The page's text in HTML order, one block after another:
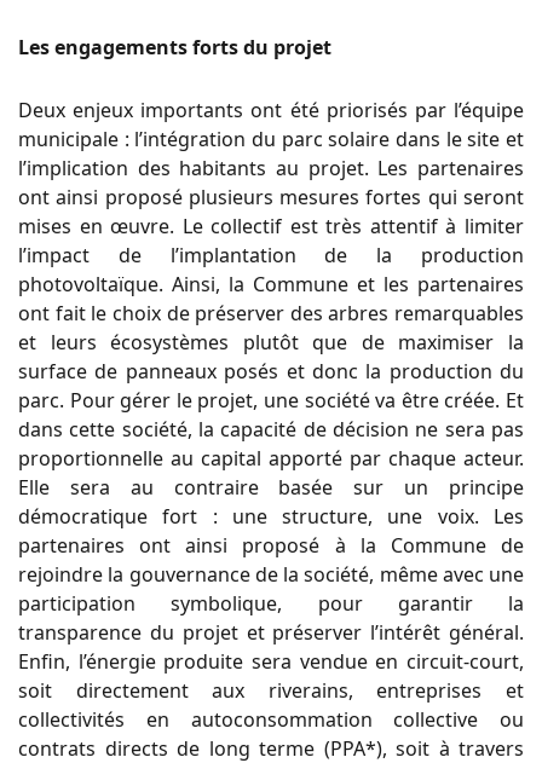
Les engagements forts du projet
Deux enjeux importants ont été priorisés par l’équipe
municipale : l’intégration du parc solaire dans le site et
l’implication des habitants au projet. Les partenaires
ont ainsi proposé plusieurs mesures fortes qui seront
mises en œuvre. Le collectif est très attentif à limiter
l’impact de l’implantation de la production
photovoltaïque. Ainsi, la Commune et les partenaires
ont fait le choix de préserver des arbres remarquables
et leurs écosystèmes plutôt que de maximiser la
surface de panneaux posés et donc la production du
parc. Pour gérer le projet, une société va être créée. Et
dans cette société, la capacité de décision ne sera pas
proportionnelle au capital apporté par chaque acteur.
Elle sera au contraire basée sur un principe
démocratique fort : une structure, une voix. Les
partenaires ont ainsi proposé à la Commune de
rejoindre la gouvernance de la société, même avec une
participation symbolique, pour garantir la
transparence du projet et préserver l’intérêt général.
Enfin, l’énergie produite sera vendue en circuit-court,
soit directement aux riverains, entreprises et
collectivités en autoconsommation collective ou
contrats directs de long terme (PPA*), soit à travers